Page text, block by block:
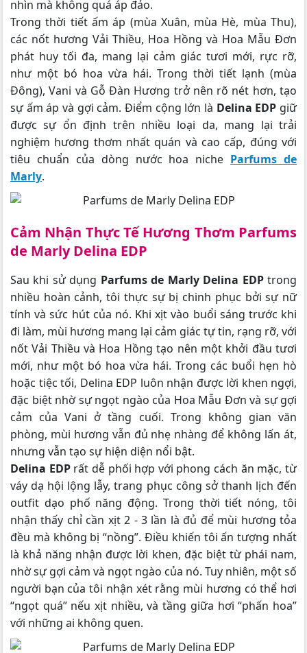
nhìn mà không quá áp đảo.
Trong thời tiết ấm áp (mùa Xuân, mùa Hè, mùa Thu),
các nốt hương Vải Thiều, Hoa Hồng và Hoa Mẫu Đơn
phát huy tối đa, mang lại cảm giác tươi mới, rực rỡ,
như một bó hoa vừa hái. Trong thời tiết lạnh (mùa
Đông), Vani và Gỗ Đàn Hương trở nên rõ nét hơn, tạo
sự ấm áp và gợi cảm. Điểm cộng lớn là Delina EDP giữ
được sự ổn định trên nhiều loại da, mang lại trải
nghiệm hương thơm nhất quán và cao cấp, đúng với
tiêu chuẩn của dòng nước hoa niche Parfums de
Marly.
Cảm Nhận Thực Tế Hương Thơm Parfums
de Marly Delina EDP
Sau khi sử dụng Parfums de Marly Delina EDPtrong
nhiều hoàn cảnh, tôi thực sự bị chinh phục bởi sự nữ
tính và sức hút của nó. Khi xịt vào buổi sáng trước khi
đi làm, mùi hương mang lại cảm giác tự tin, rạng rỡ, với
nốt Vải Thiều và Hoa Hồng tạo nên một khởi đầu tươi
mới, như một bó hoa vừa hái. Trong các buổi hẹn hò
hoặc tiệc tối, Delina EDP luôn nhận được lời khen ngợi,
đặc biệt nhờ sự ngọt ngào của Hoa Mẫu Đơn và sự gợi
cảm của Vani ở tầng cuối. Trong không gian văn
phòng, mùi hương vẫn đủ nhẹ nhàng để không lấn át,
nhưng vẫn tạo sự hiện diện nổi bật.
Delina EDPrất dễ phối hợp với phong cách ăn mặc, từ
váy dạ hội lộng lẫy, trang phục công sở thanh lịch đến
outfit dạo phố năng động. Trong thời tiết nóng, tôi
nhận thấy chỉ cần xịt 2 - 3 lần là đủ để mùi hương tỏa
đều mà không bị “nồng”. Điều khiến tôi ấn tượng nhất
là khả năng nhận được lời khen, đặc biệt từ phái nam,
nhờ sự gợi cảm và ngọt ngào của nó. Tuy nhiên, một số
người bạn của tôi nhận xét rằng mùi hương có thể hơi
“ngọt quá” nếu xịt nhiều, và tầng giữa hơi “phấn hoa”
với những ai không quen.